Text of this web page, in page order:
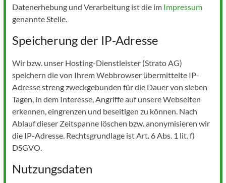
Datenerhebung und Verarbeitung ist die im Impressum
genannte Stelle.
Speicherung der IP-Adresse
Wir bzw. unser Hosting-Dienstleister (Strato AG)
speichern die von Ihrem Webbrowser übermittelte IP-
Adresse streng zweckgebunden für die Dauer von sieben
Tagen, in dem Interesse, Angriffe auf unsere Webseiten
erkennen, eingrenzen und beseitigen zu können. Nach
Ablauf dieser Zeitspanne löschen bzw. anonymisieren wir
die IP-Adresse. Rechtsgrundlage ist Art. 6 Abs. 1 lit. f)
DSGVO.
Nutzungsdaten